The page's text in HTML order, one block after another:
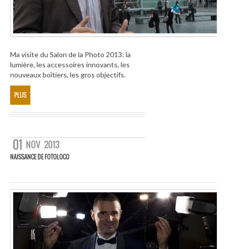
Ma visite du Salon de la Photo 2013: la
lumière, les accessoires innovants, les
nouveaux boîtiers, les gros objectifs.
PLUS
01 NOV 2013
NAISSANCE DE FOTOLOCO